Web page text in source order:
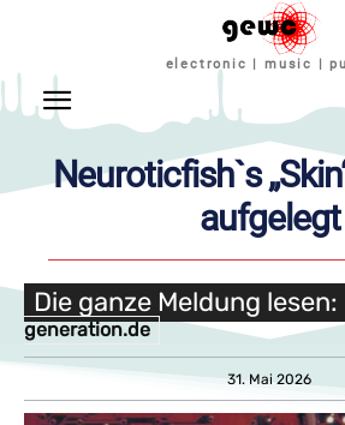
electronic | music |
Neuroticfish`s
aufgelegt
Die ganze Meldung lesen:
generation.de
31. Mai 2026